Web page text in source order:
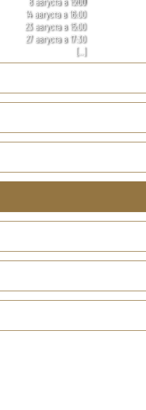
14 августа в 16:00
23 августа в 15:00
27 августа в 17:30
[...]